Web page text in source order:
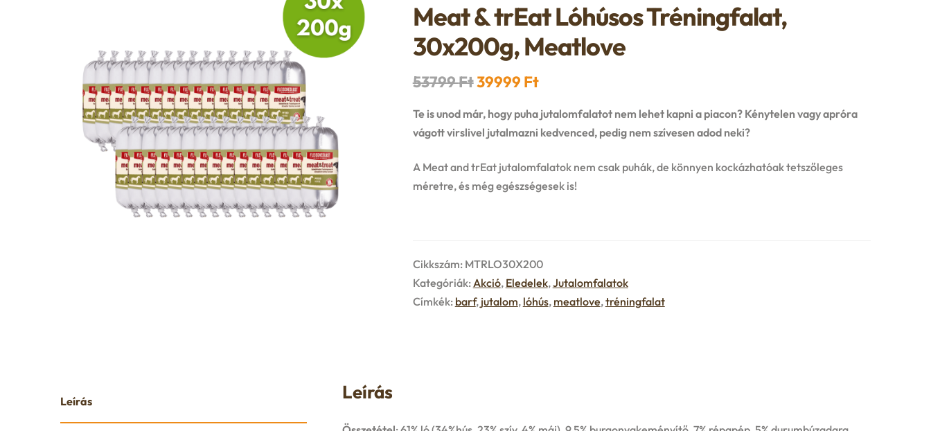
Meat & trEat Lóhúsos Tréningfalat,
30x200g, Meatlove
53799FtOriginal
price
was:
53799 Ft.
39999 FtCurrent
price
is:
39999 Ft.
Te is unod már, hogy puha jutalomfalatot nem lehet kapni a piacon? Kénytelen vagy apróra
vágott virslivel jutalmazni kedvenced, pedig nem szívesen adod neki?
A Meat and trEat jutalomfalatok nem csak puhák, de könnyen kockázhatóak tetszőleges
méretre, és még egészségesek is!
Cikkszám: MTRLO30X200
Kategóriák: Akció, Eledelek,Jutalomfalatok
Címkék: barf, jutalom, lóhús, meatlove,tréningfalat
Leírás Leírás